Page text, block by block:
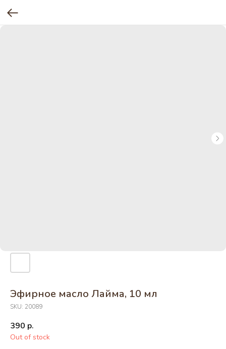
Эфирное масло Лайма, 10 мл
SKU: 20089
390 р.
Out of stock